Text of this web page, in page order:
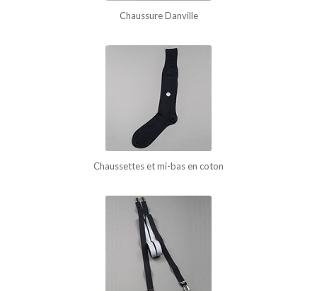
Chaussure Danville
Chaussettes et mi-bas en coton